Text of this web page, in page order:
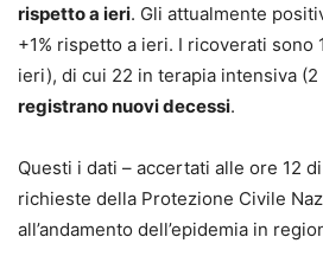
rispetto a ieri. Gli attualmente
+1% rispetto a ieri. I ricoverati sono
ieri), di cui 22 in terapia intensiva (2
registrano nuovi decessi.
Questi i dati – accertati alle ore 12
richieste della Protezione Civile
all’andamento dell’epidemia in